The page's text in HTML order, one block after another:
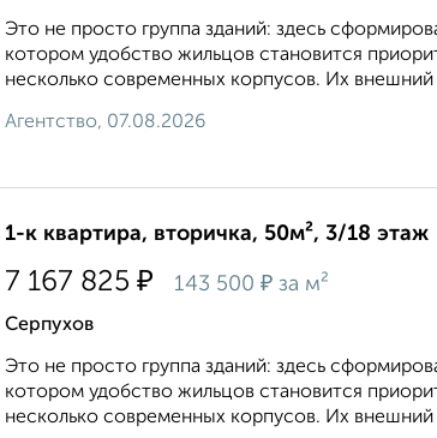
Это не просто группа зданий: здесь
котором удобство жильцов становится
несколько современных корпусов. Их внешний
Агентство, 07.08.2026
1-к квартира, вторичка, 50м², 3/18 этаж
7 167 825 ₽ 143 500 ₽ за м²
Серпухов
Это не просто группа зданий: здесь
котором удобство жильцов становится
несколько современных корпусов. Их внешний